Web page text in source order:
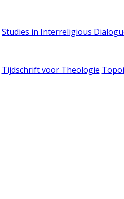
Studies in Interreligious
Tijdschrift voor Theologie Topoi